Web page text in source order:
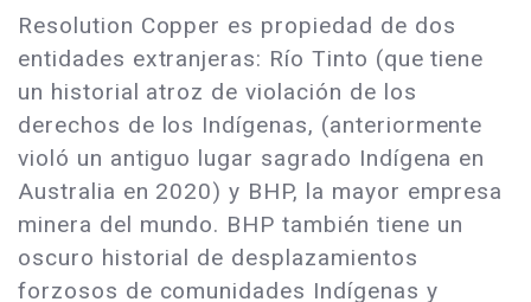
Resolution Copper es propiedad de dos
entidades extranjeras: Río Tinto (que tiene
un historial atroz de violación de los
derechos de los Indígenas, (anteriormente
violó un antiguo lugar sagrado Indígena en
Australia en 2020) y BHP, la mayor empresa
minera del mundo. BHP también tiene un
oscuro historial de desplazamientos
forzosos de comunidades Indígenas y